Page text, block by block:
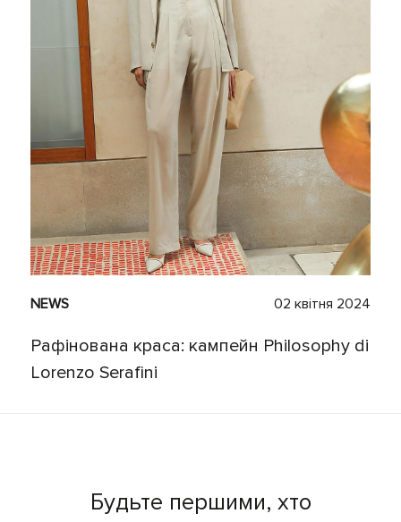
NEWS 02 квітня 2024
Рафінована краса: кампейн Philosophy di
Lorenzo Serafini
Будьте першими, хто